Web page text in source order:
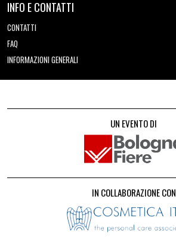
INFO E CONTATTI
CONTATTI
FAQ
INFORMAZIONI GENERALI
UN EVENTO DI
IN COLLABORAZIONE CON